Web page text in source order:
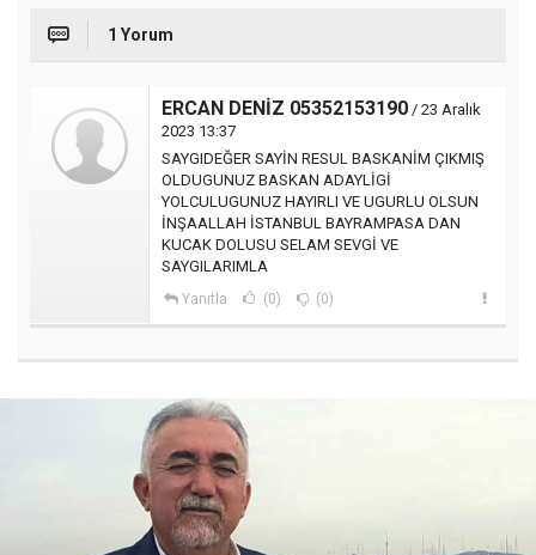
1 Yorum
ERCAN DENİZ 05352153190 / 23 Aralık
2023 13:37
SAYGIDEĞER SAYİN RESUL BASKANİM ÇIKMIŞ
OLDUGUNUZ BASKAN ADAYLİGİ
YOLCULUGUNUZ HAYIRLI VE UGURLU OLSUN
İNŞAALLAH İSTANBUL BAYRAMPASA DAN
KUCAK DOLUSU SELAM SEVGİ VE
SAYGILARIMLA
Yanıtla (0) (0)